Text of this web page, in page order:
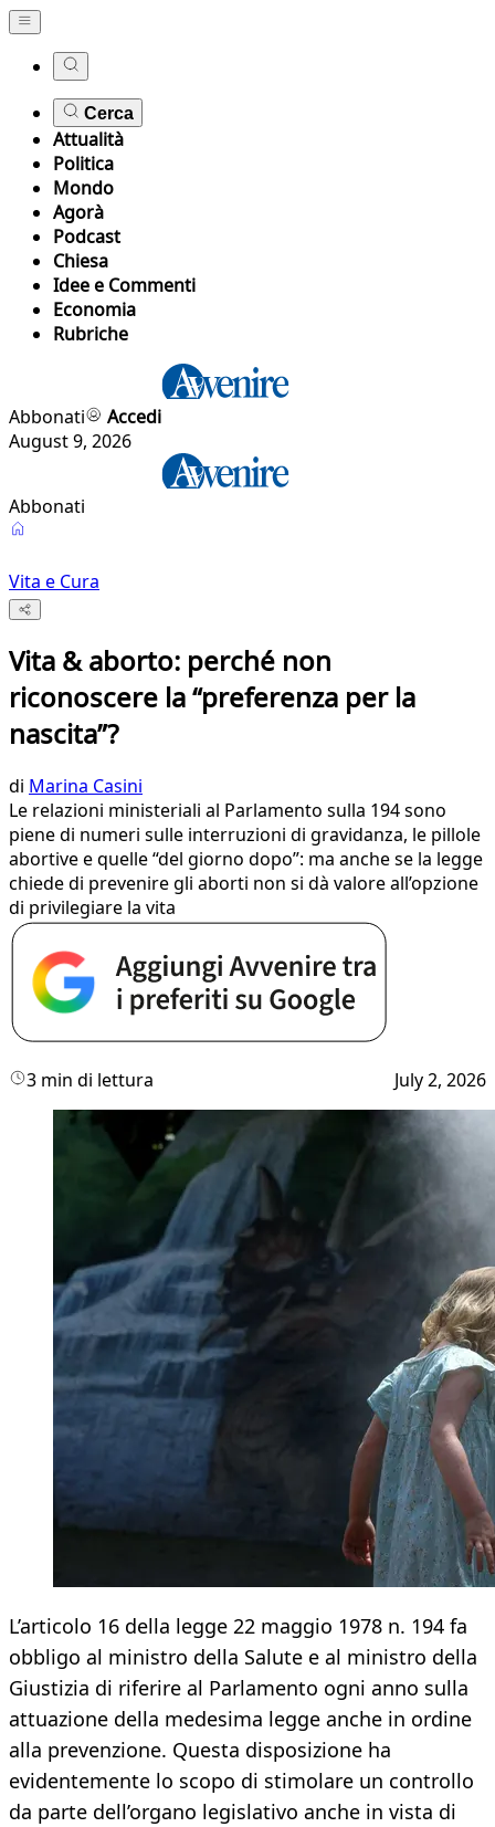
Cerca
Attualità
Politica
Mondo
Agorà
Podcast
Chiesa
Idee e Commenti
Economia
Rubriche
Abbonati
Accedi
August 9, 2026
Abbonati
Vita e Cura
Vita & aborto: perché non
riconoscere la “preferenza per la
nascita”?
di Marina Casini
Le relazioni ministeriali al Parlamento sulla 194 sono
piene di numeri sulle interruzioni di gravidanza, le pillole
abortive e quelle “del giorno dopo”: ma anche se la legge
chiede di prevenire gli aborti non si dà valore all’opzione
di privilegiare la vita
3 min di lettura July 2, 2026
L’articolo 16 della legge 22 maggio 1978 n. 194 fa
obbligo al ministro della Salute e al ministro della
Giustizia di riferire al Parlamento ogni anno sulla
attuazione della medesima legge anche in ordine
alla prevenzione. Questa disposizione ha
evidentemente lo scopo di stimolare un controllo
da parte dell’organo legislativo anche in vista di